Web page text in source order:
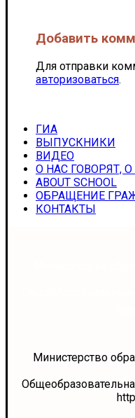
Добавить
Для отправки
авторизоваться.
ГИА
ВЫПУСКНИКИ
ВИДЕО
О НАС ГОВОРЯТ,
ABOUT SCHOOL
ОБРАЩЕНИЕ
КОНТАКТЫ
Министерство